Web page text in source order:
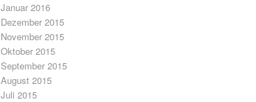
Januar 2016
Dezember 2015
November 2015
Oktober 2015
September 2015
August 2015
Juli 2015